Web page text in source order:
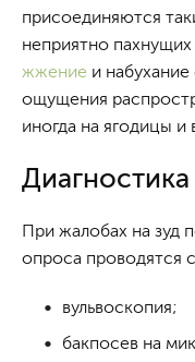
присоединяются
неприятно пахнущих
жжение и
ощущения
иногда на ягодицы
Диагностика
При жалобах на зуд
опроса проводятся
вульвоскопия;
бакпосев на